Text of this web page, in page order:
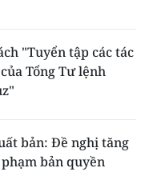
"Tuyển tập các tác
Tổng Tư lệnh
bản: Đề nghị tăng
bản quyền